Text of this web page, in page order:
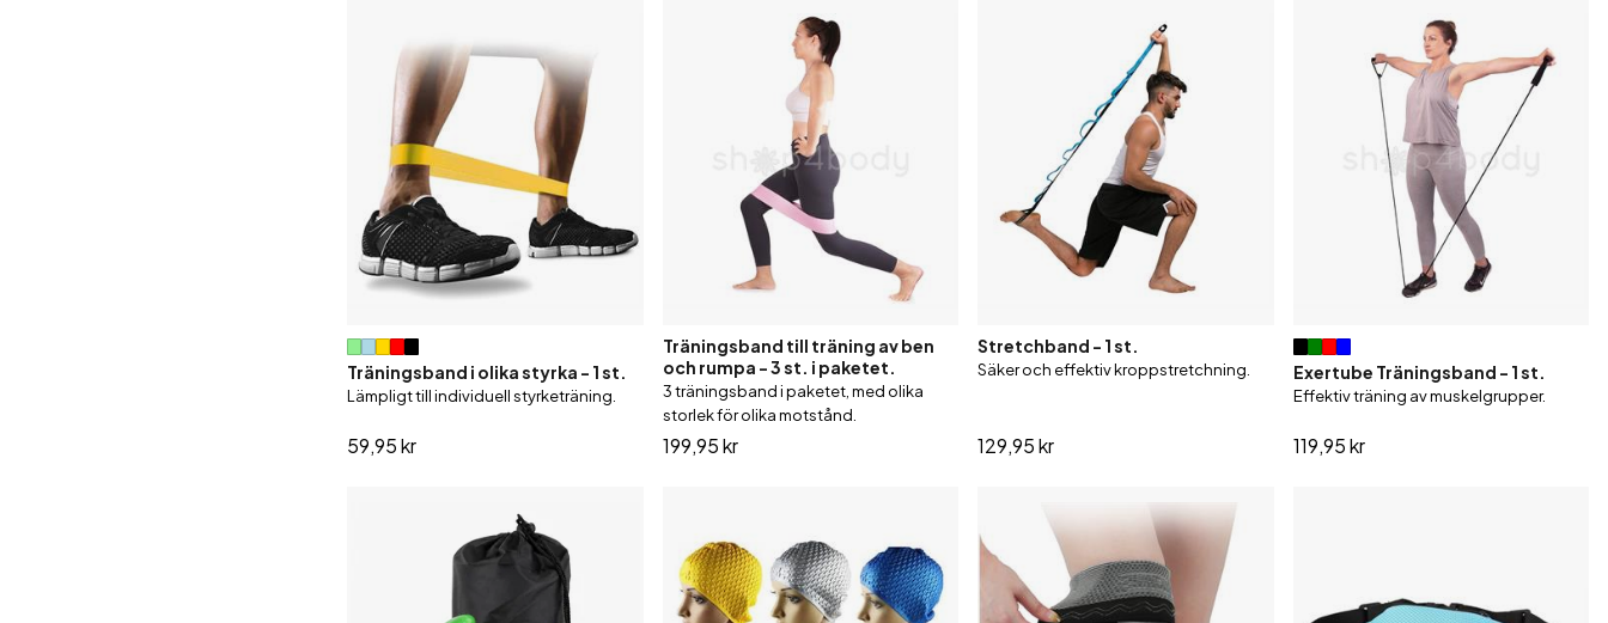
Träningsband i olika styrka - 1 st.
Lämpligt till individuell styrketräning.
59,95 kr
Träningsband till träning av ben
och rumpa - 3 st. i paketet.
3 träningsband i paketet, med olika
storlek för olika motstånd.
199,95 kr
Stretchband - 1 st.
Säker och effektiv kroppstretchning.
129,95 kr
Exertube Träningsband - 1 st.
Effektiv träning av muskelgrupper.
119,95 kr